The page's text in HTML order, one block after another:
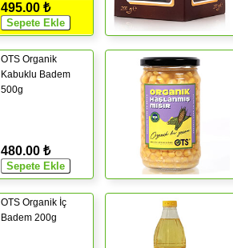
495.00 ₺
OTS Organik
Kabuklu Badem
500g
480.00 ₺
OTS Organik İç
Badem 200g